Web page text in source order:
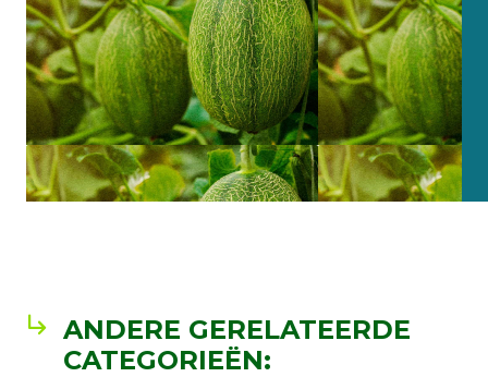
ANDERE GERELATEERDE
CATEGORIEËN: